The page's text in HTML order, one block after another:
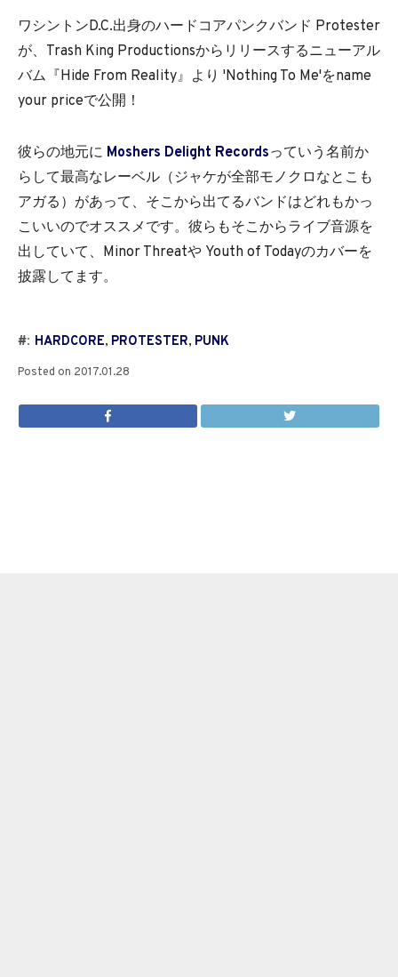
ワシントンD.C.出身のハードコアパンクバンド Protester
が、Trash King Productionsからリリースするニューアル
バム『Hide From Reality』より 'Nothing To Me'をname
your priceで公開！
彼らの地元に Moshers Delight Recordsっていう名前か
らして最高なレーベル（ジャケが全部モノクロなとこも
アガる）があって、そこから出てるバンドはどれもかっ
こいいのでオススメです。彼らもそこからライブ音源を
出していて、Minor Threatや Youth of Todayのカバーを
披露してます。
#: HARDCORE, PROTESTER, PUNK
Posted on 2017.01.28